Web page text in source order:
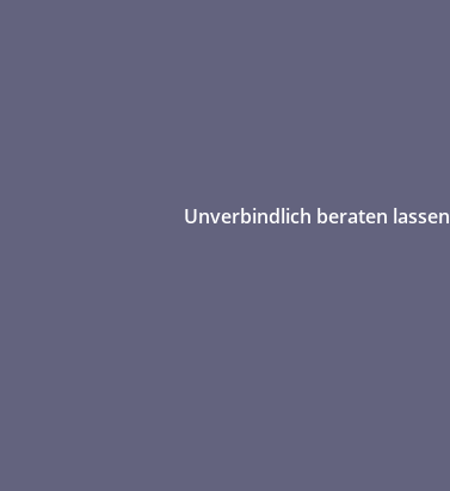
Unverbindlich beraten lassen